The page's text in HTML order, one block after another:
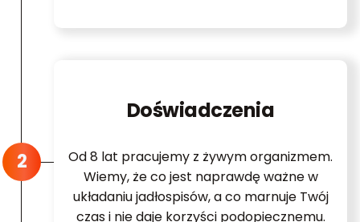
Doświadczenia
Od 8 lat pracujemy z żywym organizmem.
Wiemy, że co jest naprawdę ważne w
układaniu jadłospisów, a co marnuje Twój
czas i nie daje korzyści podopiecznemu.